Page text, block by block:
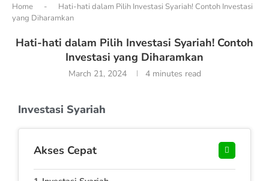
Home -
Hati-hati dalam Pilih Investasi Syariah! Contoh Investasi
yang Diharamkan
Hati-hati dalam Pilih Investasi Syariah! Contoh
Investasi yang Diharamkan
March 21, 2024 4 minutes read
Investasi Syariah
Akses Cepat